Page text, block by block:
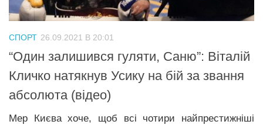
СПОРТ 26.09.2021 В 20:01
“Один залишився гуляти, Саню”: Віталій
Кличко натякнув Усику на бій за звання
абсолюта (відео)
Мер Києва хоче, щоб всі чотири найпрестижніші